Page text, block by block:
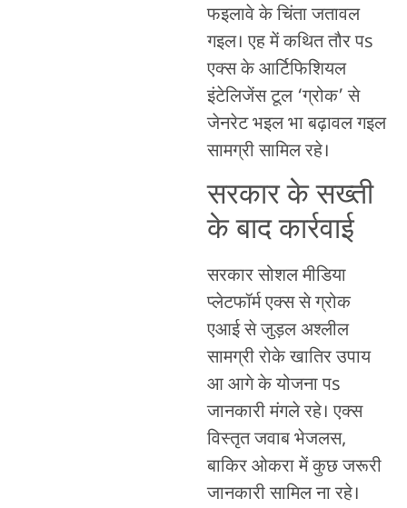
फइलावे के चिंता जतावल
गइल। एह में कथित तौर पs
एक्स के आर्टिफिशियल
इंटेलिजेंस टूल ‘ग्रोक’ से
जेनरेट भइल भा बढ़ावल गइल
सामग्री सामिल रहे।
सरकार के सख्ती
के बाद कार्रवाई
सरकार सोशल मीडिया
प्लेटफॉर्म एक्स से ग्रोक
एआई से जुड़ल अश्लील
सामग्री रोके खातिर उपाय
आ आगे के योजना पs
जानकारी मंगले रहे। एक्स
विस्तृत जवाब भेजलस,
बाकिर ओकरा में कुछ जरूरी
जानकारी सामिल ना रहे।